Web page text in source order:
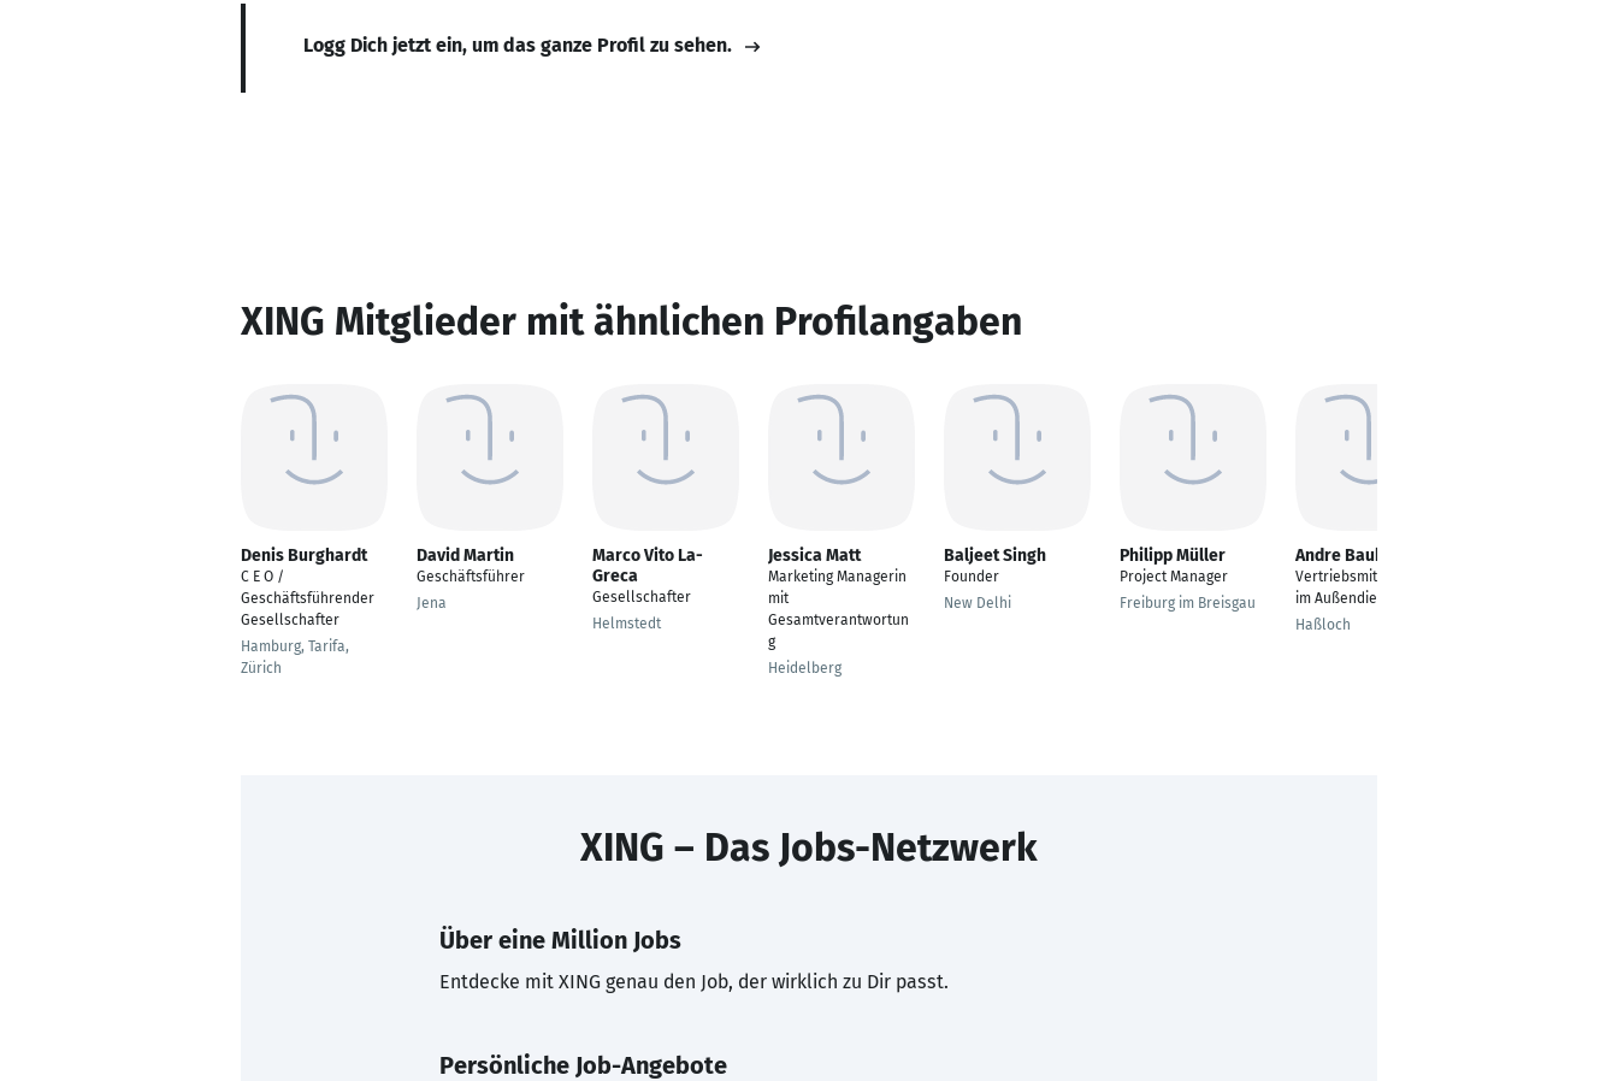
Logg Dich jetzt ein, um das ganze Profil zu sehen.
XING Mitglieder mit ähnlichen Profilangaben
Denis Burghardt
C E O /
Geschäftsführender
Gesellschafter
Hamburg, Tarifa,
Zürich
David Martin
Geschäftsführer
Jena
Marco Vito La-
Greca
Gesellschafter
Helmstedt
Jessica Matt
Marketing Managerin
mit
Gesamtverantwortun
g
Heidelberg
Baljeet Singh
Founder
New Delhi
Philipp Müller
Project Manager
Freiburg im Breisgau
Andre Baukin
Vertriebsmitarbeiter
im Außendienst
Haßloch
XING – Das Jobs-Netzwerk
Über eine Million Jobs
Entdecke mit XING genau den Job, der wirklich zu Dir passt.
Persönliche Job-Angebote